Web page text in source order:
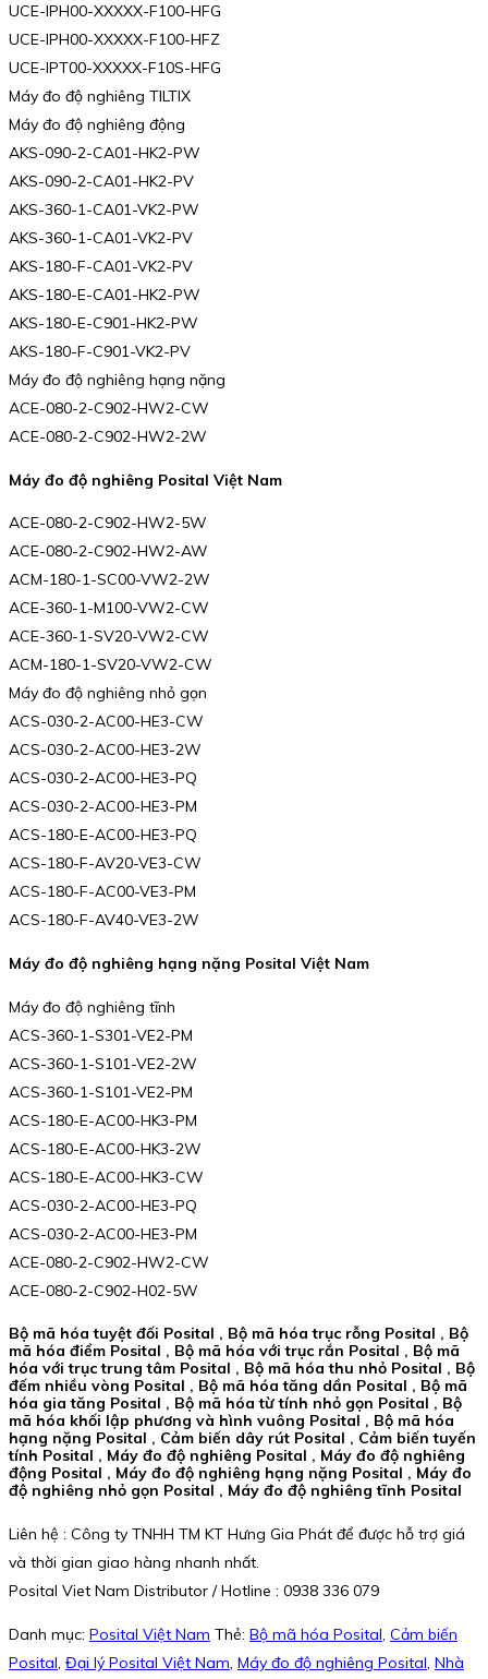
UCE-IPH00-XXXXX-F100-HFG
UCE-IPH00-XXXXX-F100-HFZ
UCE-IPT00-XXXXX-F10S-HFG
Máy đo độ nghiêng TILTIX
Máy đo độ nghiêng động
AKS-090-2-CA01-HK2-PW
AKS-090-2-CA01-HK2-PV
AKS-360-1-CA01-VK2-PW
AKS-360-1-CA01-VK2-PV
AKS-180-F-CA01-VK2-PV
AKS-180-E-CA01-HK2-PW
AKS-180-E-C901-HK2-PW
AKS-180-F-C901-VK2-PV
Máy đo độ nghiêng hạng nặng
ACE-080-2-C902-HW2-CW
ACE-080-2-C902-HW2-2W
Máy đo độ nghiêng Posital Việt Nam
ACE-080-2-C902-HW2-5W
ACE-080-2-C902-HW2-AW
ACM-180-1-SC00-VW2-2W
ACE-360-1-M100-VW2-CW
ACE-360-1-SV20-VW2-CW
ACM-180-1-SV20-VW2-CW
Máy đo độ nghiêng nhỏ gọn
ACS-030-2-AC00-HE3-CW
ACS-030-2-AC00-HE3-2W
ACS-030-2-AC00-HE3-PQ
ACS-030-2-AC00-HE3-PM
ACS-180-E-AC00-HE3-PQ
ACS-180-F-AV20-VE3-CW
ACS-180-F-AC00-VE3-PM
ACS-180-F-AV40-VE3-2W
Máy đo độ nghiêng hạng nặng Posital Việt Nam
Máy đo độ nghiêng tĩnh
ACS-360-1-S301-VE2-PM
ACS-360-1-S101-VE2-2W
ACS-360-1-S101-VE2-PM
ACS-180-E-AC00-HK3-PM
ACS-180-E-AC00-HK3-2W
ACS-180-E-AC00-HK3-CW
ACS-030-2-AC00-HE3-PQ
ACS-030-2-AC00-HE3-PM
ACE-080-2-C902-HW2-CW
ACE-080-2-C902-H02-5W
Bộ mã hóa tuyệt đối Posital , Bộ mã hóa trục rỗng Posital , Bộ
mã hóa điểm Posital , Bộ mã hóa với trục rắn Posital , Bộ mã
hóa với trục trung tâm Posital , Bộ mã hóa thu nhỏ Posital , Bộ
đếm nhiều vòng Posital , Bộ mã hóa tăng dần Posital , Bộ mã
hóa gia tăng Posital , Bộ mã hóa từ tính nhỏ gọn Posital , Bộ
mã hóa khối lập phương và hình vuông Posital , Bộ mã hóa
hạng nặng Posital , Cảm biến dây rút Posital , Cảm biến tuyến
tính Posital , Máy đo độ nghiêng Posital , Máy đo độ nghiêng
động Posital , Máy đo độ nghiêng hạng nặng Posital , Máy đo
độ nghiêng nhỏ gọn Posital , Máy đo độ nghiêng tĩnh Posital
Liên hệ : Công ty TNHH TM KT Hưng Gia Phát để được hỗ trợ giá
và thời gian giao hàng nhanh nhất.
Posital Viet Nam Distributor / Hotline : 0938 336 079
Danh mục: Posital Việt Nam Thẻ: Bộ mã hóa Posital, Cảm biến
Posital, Đại lý Posital Việt Nam, Máy đo độ nghiêng Posital, Nhà